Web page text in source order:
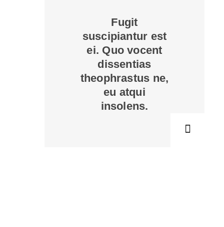
Fugit
suscipiantur est
ei. Quo vocent
dissentias
theophrastus ne,
eu atqui
insolens.